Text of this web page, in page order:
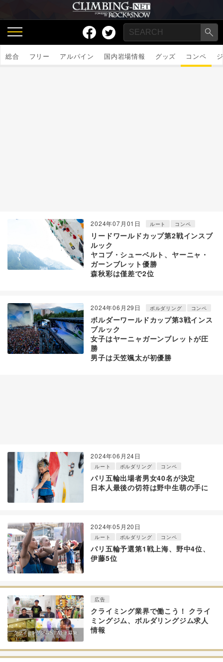
総合 フリー アルパイン 国内岩場情報 グッズ コンペ
2024年07月01日 ルート コンペ
リードワールドカップ第2戦インスブ
ルック
ヤコブ・シューベルト、ヤーニャ・
ガーンブレット優勝
森秋彩は僅差で2位
2024年06月29日 ボルダリング コンペ
ボルダーワールドカップ第3戦インス
ブルック
女子はヤーニャガーンブレットが圧
勝
男子は天笠颯太が初優勝
2024年06月24日
ルート ボルダリング コンペ
パリ五輪出場者男女40名が決定
日本人最後の切符は野中生萌の手に
2024年05月20日
ルート ボルダリング コンペ
パリ五輪予選第1戦上海、野中4位、
伊藤5位
広告
クライミング業界で働こう！ クライ
ミングジム、ボルダリングジム求人
情報